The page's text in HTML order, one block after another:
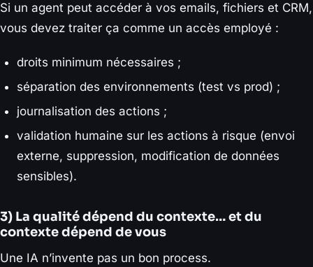
Si un agent peut accéder à vos emails, fichiers et CRM,
vous devez traiter ça comme un accès employé :
droits minimum nécessaires ;
séparation des environnements (test vs prod) ;
journalisation des actions ;
validation humaine sur les actions à risque (envoi
externe, suppression, modification de données
sensibles).
3) La qualité dépend du contexte… et du
contexte dépend de vous
Une IA n’invente pas un bon process.